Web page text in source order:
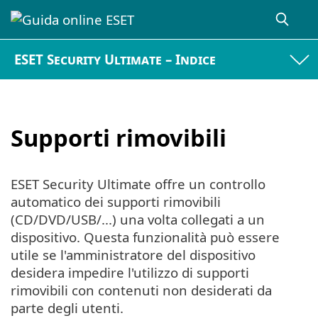
ESET Security Ultimate – Indice
Supporti rimovibili
ESET Security Ultimate offre un controllo
automatico dei supporti rimovibili
(CD/DVD/USB/...) una volta collegati a un
dispositivo. Questa funzionalità può essere
utile se l'amministratore del dispositivo
desidera impedire l'utilizzo di supporti
rimovibili con contenuti non desiderati da
parte degli utenti.